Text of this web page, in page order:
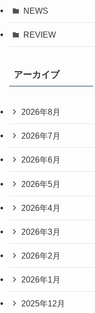
NEWS
REVIEW
アーカイブ
2026年8月
2026年7月
2026年6月
2026年5月
2026年4月
2026年3月
2026年2月
2026年1月
2025年12月